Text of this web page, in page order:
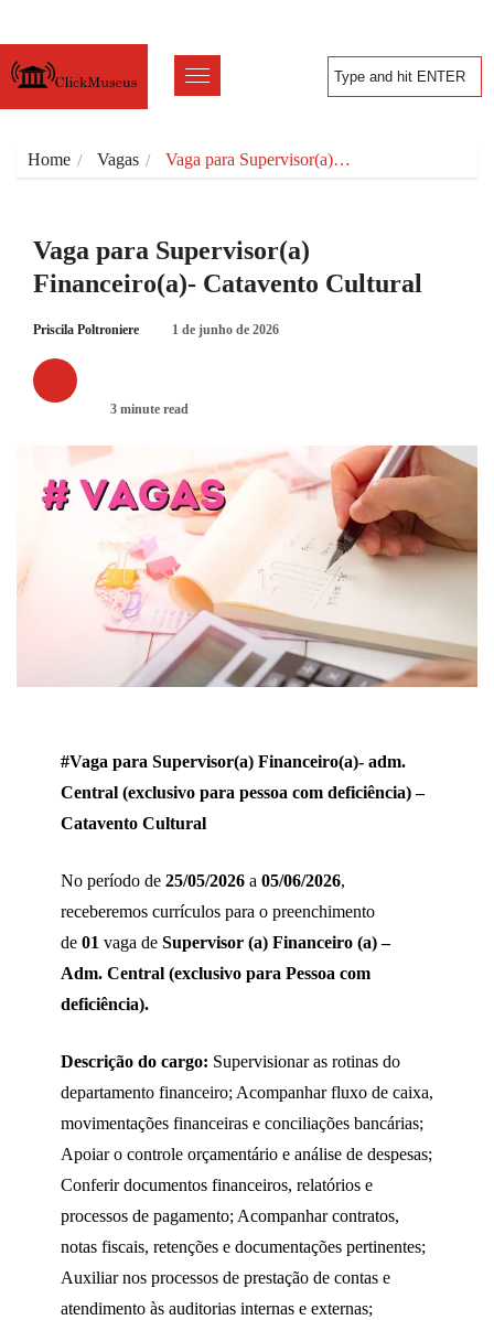
Home Vagas Vaga para Supervisor(a)…
Vaga para Supervisor(a)
Financeiro(a)- Catavento Cultural
Priscila Poltroniere 1 de junho de 2026
3 minute read
#Vaga para Supervisor(a) Financeiro(a)- adm.
Central (exclusivo para pessoa com deficiência) –
Catavento Cultural
No período de 25/05/2026 a 05/06/2026,
receberemos currículos para o preenchimento
de 01 vaga de Supervisor (a) Financeiro (a) –
Adm. Central (exclusivo para Pessoa com
deficiência).
Descrição do cargo: Supervisionar as rotinas do
departamento financeiro; Acompanhar fluxo de caixa,
movimentações financeiras e conciliações bancárias;
Apoiar o controle orçamentário e análise de despesas;
Conferir documentos financeiros, relatórios e
processos de pagamento; Acompanhar contratos,
notas fiscais, retenções e documentações pertinentes;
Auxiliar nos processos de prestação de contas e
atendimento às auditorias internas e externas;